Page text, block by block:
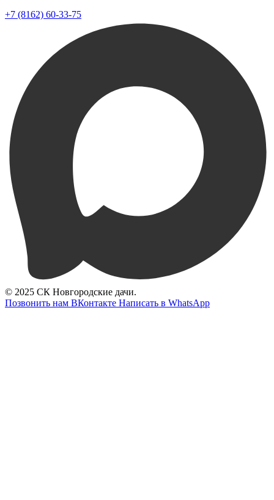
+7 (8162) 60-33-75
© 2025 СК Новгородские дачи.
Позвонить нам ВКонтакте Написать в WhatsApp